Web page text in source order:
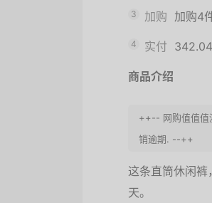
3 加购 加购4
4 实付
商品介绍
++-- 网购值值值
销逾期. --++
这条直筒休闲裤
天。